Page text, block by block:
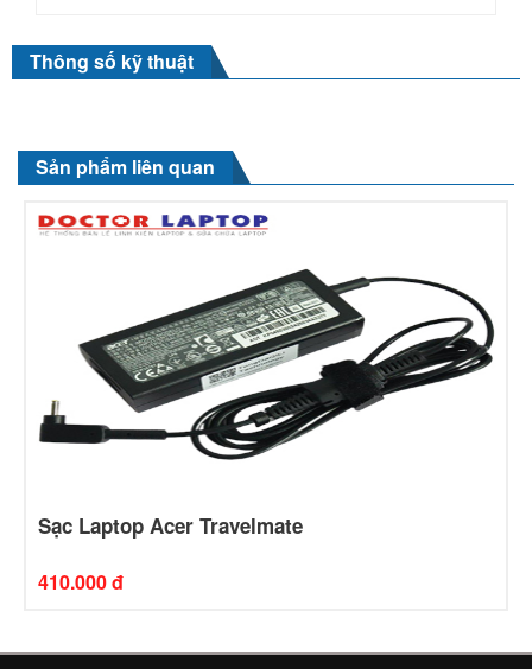
Thông số kỹ thuật
Sản phẩm liên quan
Sạc Laptop Acer Travelmate
410.000 đ